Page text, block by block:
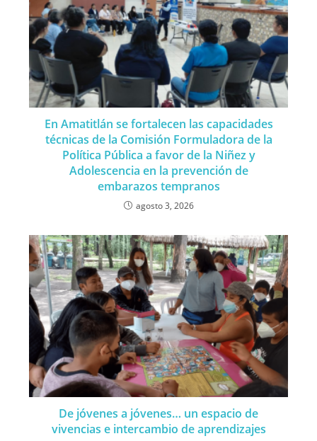
En Amatitlán se fortalecen las capacidades
técnicas de la Comisión Formuladora de la
Política Pública a favor de la Niñez y
Adolescencia en la prevención de
embarazos tempranos
agosto 3, 2026
De jóvenes a jóvenes… un espacio de
vivencias e intercambio de aprendizajes